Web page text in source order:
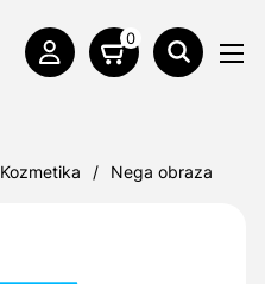
0
Kozmetika / Nega obraza